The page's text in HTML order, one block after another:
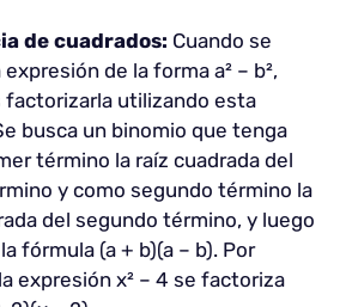
de cuadrados: Cuando se
de la forma a² – b²,
factorizarla utilizando esta
busca un binomio que tenga
término la raíz cuadrada del
y como segundo término la
del segundo término, y luego
fórmula (a + b)(a – b). Por
expresión x² – 4 se factoriza